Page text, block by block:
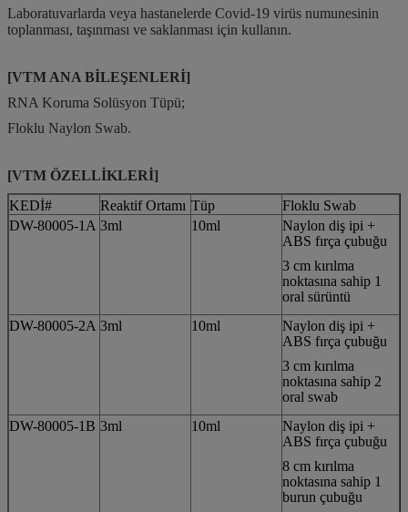
Laboratuvarlarda veya hastanelerde Covid-19 virüs numunesinin
toplanması, taşınması ve saklanması için kullanın.
[VTM ANA BİLEŞENLERİ]
RNA Koruma Solüsyon Tüpü;
Floklu Naylon Swab.
[VTM ÖZELLİKLERİ]
KEDİ#
Reaktif Ortamı Tüp
Floklu Swab
DW-80005-1A 3ml 10ml
Naylon diş ipi +
ABS fırça çubuğu
3 cm kırılma
noktasına sahip 1
oral sürüntü
DW-80005-2A 3ml 10ml
Naylon diş ipi +
ABS fırça çubuğu
3 cm kırılma
noktasına sahip 2
oral swab
DW-80005-1B 3ml 10ml
Naylon diş ipi +
ABS fırça çubuğu
8 cm kırılma
noktasına sahip 1
burun çubuğu